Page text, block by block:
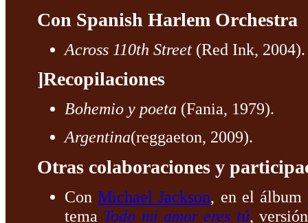
Con Spanish Harlem Orchestra
Across 110th Street (Red Ink, 2004).
]Recopilaciones
Bohemio y poeta (Fania, 1979).
Argentina(reggaeton, 2009).
Otras colaboraciones y
ConMichael Jackson, en el álbum
tema Todo mi amor eres tú,